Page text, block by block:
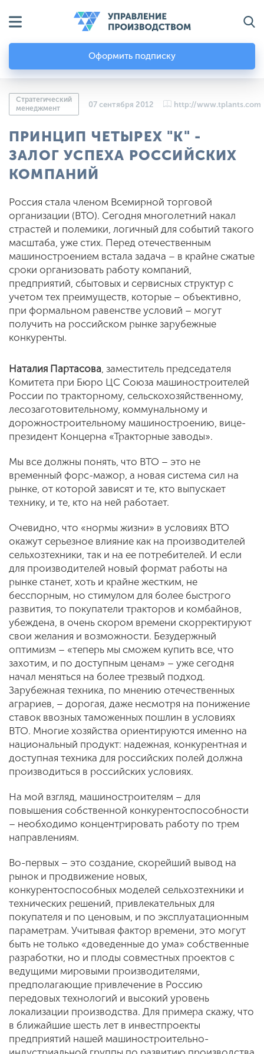
Оформить подписку
Стратегический
менеджмент
07 сентября 2012 http://www.tplants.com
ПРИНЦИП ЧЕТЫРЕХ "К" -
ЗАЛОГ УСПЕХА РОССИЙСКИХ
КОМПАНИЙ
Россия стала членом Всемирной торговой
организации (ВТО). Сегодня многолетний накал
страстей и полемики, логичный для событий такого
масштаба, уже стих. Перед отечественным
машиностроением встала задача – в крайне сжатые
сроки организовать работу компаний,
предприятий, сбытовых и сервисных структур с
учетом тех преимуществ, которые – объективно,
при формальном равенстве условий – могут
получить на российском рынке зарубежные
конкуренты.
Наталия Партасова, заместитель председателя
Комитета при Бюро ЦС Союза машиностроителей
России по тракторному, сельскохозяйственному,
лесозаготовительному, коммунальному и
дорожностроительному машиностроению, вице-
президент Концерна «Тракторные заводы».
Мы все должны понять, что ВТО – это не
временный форс-мажор, а новая система сил на
рынке, от которой зависят и те, кто выпускает
технику, и те, кто на ней работает.
Очевидно, что «нормы жизни» в условиях ВТО
окажут серьезное влияние как на производителей
сельхозтехники, так и на ее потребителей. И если
для производителей новый формат работы на
рынке станет, хоть и крайне жестким, не
бесспорным, но стимулом для более быстрого
развития, то покупатели тракторов и комбайнов,
убеждена, в очень скором времени скорректируют
свои желания и возможности. Безудержный
оптимизм – «теперь мы сможем купить все, что
захотим, и по доступным ценам» – уже сегодня
начал меняться на более трезвый подход.
Зарубежная техника, по мнению отечественных
аграриев, – дорогая, даже несмотря на понижение
ставок ввозных таможенных пошлин в условиях
ВТО. Многие хозяйства ориентируются именно на
национальный продукт: надежная, конкурентная и
доступная техника для российских полей должна
производиться в российских условиях.
На мой взгляд, машиностроителям – для
повышения собственной конкурентоспособности
– необходимо концентрировать работу по трем
направлениям.
Во-первых – это создание, скорейший вывод на
рынок и продвижение новых,
конкурентоспособных моделей сельхозтехники и
технических решений, привлекательных для
покупателя и по ценовым, и по эксплуатационным
параметрам. Учитывая фактор времени, это могут
быть не только «доведенные до ума» собственные
разработки, но и плоды совместных проектов с
ведущими мировыми производителями,
предполагающие привлечение в Россию
передовых технологий и высокий уровень
локализации производства. Для примера скажу, что
в ближайшие шесть лет в инвестпроекты
предприятий нашей машиностроительно-